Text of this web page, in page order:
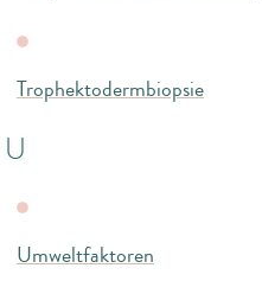
Trophektodermbiopsie
U
Umweltfaktoren